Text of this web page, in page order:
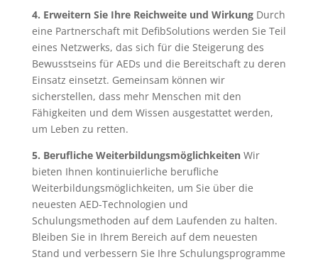
4. Erweitern Sie Ihre Reichweite und WirkungDurch
eine Partnerschaft mit DefibSolutions werden Sie Teil
eines Netzwerks, das sich für die Steigerung des
Bewusstseins für AEDs und die Bereitschaft zu deren
Einsatz einsetzt. Gemeinsam können wir
sicherstellen, dass mehr Menschen mit den
Fähigkeiten und dem Wissen ausgestattet werden,
um Leben zu retten.
5. Berufliche WeiterbildungsmöglichkeitenWir
bieten Ihnen kontinuierliche berufliche
Weiterbildungsmöglichkeiten, um Sie über die
neuesten AED-Technologien und
Schulungsmethoden auf dem Laufenden zu halten.
Bleiben Sie in Ihrem Bereich auf dem neuesten
Stand und verbessern Sie Ihre Schulungsprogramme